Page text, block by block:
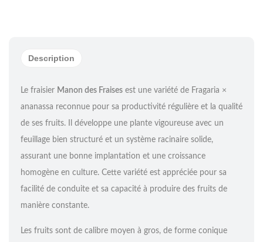
Description
Le fraisier Manon des Fraises est une variété de Fragaria ×
ananassa reconnue pour sa productivité régulière et la qualité
de ses fruits. Il développe une plante vigoureuse avec un
feuillage bien structuré et un système racinaire solide,
assurant une bonne implantation et une croissance
homogène en culture. Cette variété est appréciée pour sa
facilité de conduite et sa capacité à produire des fruits de
manière constante.
Les fruits sont de calibre moyen à gros, de forme conique